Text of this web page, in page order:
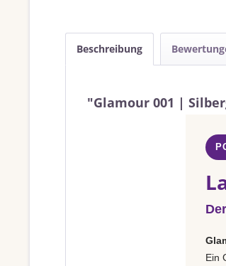
Beschreibung
"Glamour 001 |
Ein